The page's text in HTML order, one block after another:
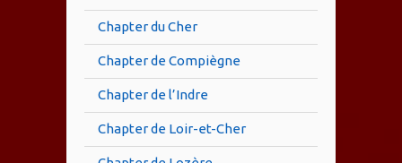
Chapter du Cher
Chapter de Compiègne
Chapter de l’Indre
Chapter de Loir-et-Cher